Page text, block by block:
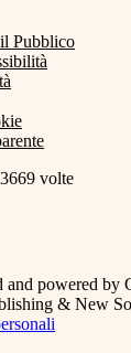
Pubblico
volte
powered by
& New